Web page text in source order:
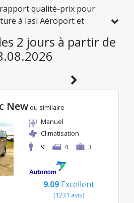
qualité-prix pour
à Iasi Aéroport et
pour vous des véhicules
afin que vous
2 jours à partir de
New ou similaire
Manuel
Climatisation
9
4 3
9.09 Excellent
(1231 avis)